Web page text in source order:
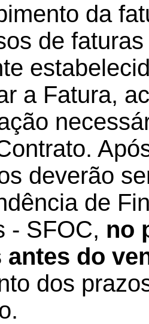
da
de
a Fatura,
deverão
de
- SFOC, no
antes do
dos